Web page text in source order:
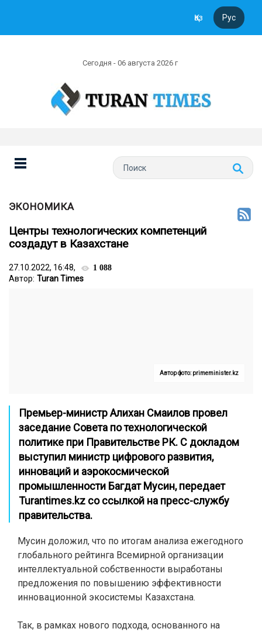
Қаз Рус
Сегодня - 06 августа 2026 г
ЭКОНОМИКА
Центры технологических компетенций
создадут в Казахстане
27.10.2022, 16:48, 1 088
Автор: Turan Times
Автор фото: primeminister.kz
Премьер-министр Алихан Смаилов провел
заседание Совета по технологической
политике при Правительстве РК. С докладом
выступил министр цифрового развития,
инноваций и аэрокосмической
промышленности Багдат Мусин, передает
Turantimes.kz со ссылкой на пресс-службу
правительства.
Мусин доложил, что по итогам анализа ежегодного
глобального рейтинга Всемирной организации
интеллектуальной собственности выработаны
предложения по повышению эффективности
инновационной экосистемы Казахстана.
Так, в рамках нового подхода, основанного на